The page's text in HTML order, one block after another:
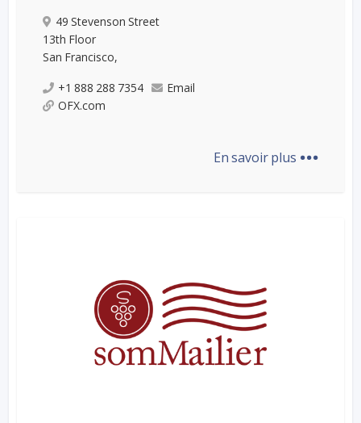
49 Stevenson Street
13th Floor
San Francisco,
+1 888 288 7354
Email
OFX.com
En savoir plus ...